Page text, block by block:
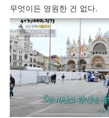
무엇이든 영원한 건 없다.